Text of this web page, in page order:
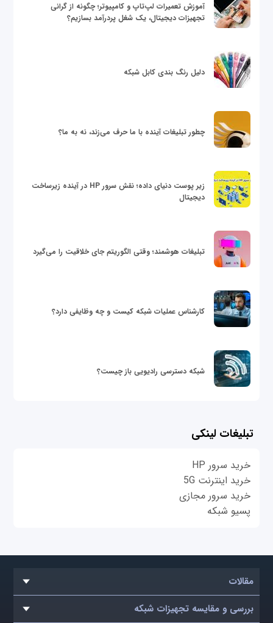
آموزش تعمیرات لپ‌تاپ و کامپیوتر؛ چگونه از گرانی
تجهیزات دیجیتال، یک شغل پردرآمد بسازیم؟
دلیل رنگ بندی کابل شبکه
چطور تبلیغات آینده با ما حرف می‌زند، نه به ما؟
زیر پوست دنیای داده؛ نقش سرور HP در آینده زیرساخت
دیجیتال
تبلیغات هوشمند؛ وقتی الگوریتم جای خلاقیت را می‌گیرد
کارشناس عملیات شبکه کیست و چه وظایفی دارد؟
شبکه دسترسی رادیویی باز چیست؟
تبلیغات لینکی
خرید سرور HP
خرید اینترنت 5G
خرید سرور مجازی
پسیو شبکه
مقالات
بررسی و مقایسه تجهیزات شبکه